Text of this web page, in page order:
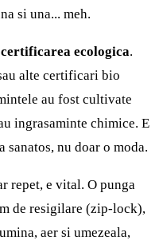
si una... meh.
certificarea ecologica.
alte certificari bio
au fost cultivate
ingrasaminte chimice. E
sanatos, nu doar o moda.
repet, e vital. O punga
de resigilare (zip-lock),
aer si umezeala,